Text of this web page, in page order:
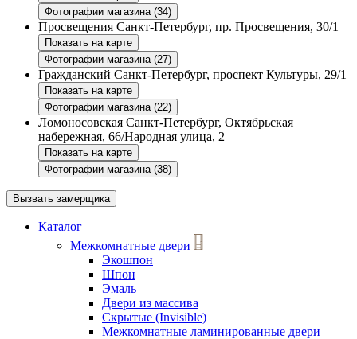
Фотографии магазина (34)
Просвещения Санкт-Петербург, пр. Просвещения, 30/1
Показать на карте
Фотографии магазина (27)
Гражданский Санкт-Петербург, проспект Культуры, 29/1
Показать на карте
Фотографии магазина (22)
Ломоносовская Санкт-Петербург, Октябрьская
набережная, 66/Народная улица, 2
Показать на карте
Фотографии магазина (38)
Вызвать замерщика
Каталог
Межкомнатные двери
Экошпон
Шпон
Эмаль
Двери из массива
Скрытые (Invisible)
Межкомнатные ламинированные двери